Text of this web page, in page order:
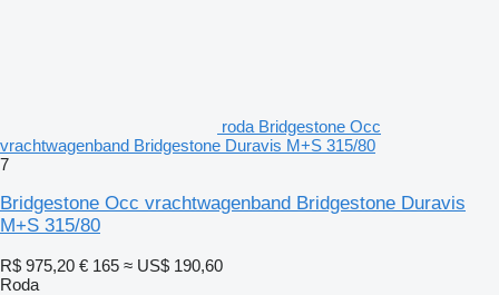
roda Bridgestone Occ
vrachtwagenband Bridgestone Duravis M+S 315/80
7
Bridgestone Occ vrachtwagenband Bridgestone Duravis
M+S 315/80
R$ 975,20 € 165 ≈ US$ 190,60
Roda